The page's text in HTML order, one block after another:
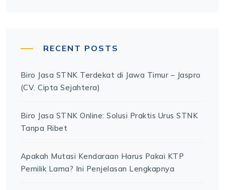
RECENT POSTS
Biro Jasa STNK Terdekat di Jawa Timur – Jaspro
(CV. Cipta Sejahtera)
Biro Jasa STNK Online: Solusi Praktis Urus STNK
Tanpa Ribet
Apakah Mutasi Kendaraan Harus Pakai KTP
Pemilik Lama? Ini Penjelasan Lengkapnya